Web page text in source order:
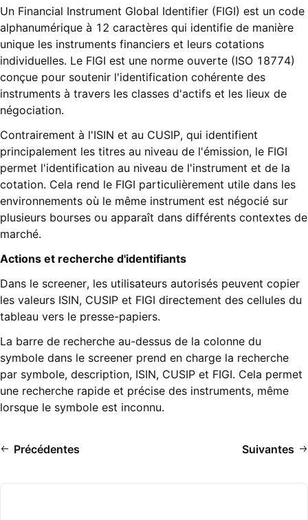
Un Financial Instrument Global Identifier (FIGI) est un code
alphanumérique à 12 caractères qui identifie de manière
unique les instruments financiers et leurs cotations
individuelles. Le FIGI est une norme ouverte (ISO 18774)
conçue pour soutenir l'identification cohérente des
instruments à travers les classes d'actifs et les lieux de
négociation.
Contrairement à l'ISIN et au CUSIP, qui identifient
principalement les titres au niveau de l'émission, le FIGI
permet l'identification au niveau de l'instrument et de la
cotation. Cela rend le FIGI particulièrement utile dans les
environnements où le même instrument est négocié sur
plusieurs bourses ou apparaît dans différents contextes de
marché.
Actions et recherche d'identifiants
Dans le screener, les utilisateurs autorisés peuvent copier
les valeurs ISIN, CUSIP et FIGI directement des cellules du
tableau vers le presse-papiers.
La barre de recherche au-dessus de la colonne du
symbole dans le screener prend en charge la recherche
par symbole, description, ISIN, CUSIP et FIGI. Cela permet
une recherche rapide et précise des instruments, même
lorsque le symbole est inconnu.
Précédentes Suivantes